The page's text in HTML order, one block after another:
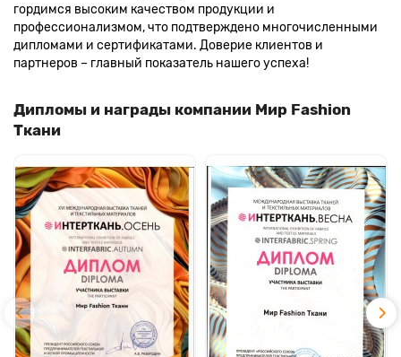
гордимся высоким качеством продукции и
профессионализмом, что подтверждено многочисленными
дипломами и сертификатами. Доверие клиентов и
партнеров – главный показатель нашего успеха!
Дипломы и награды компании Мир Fashion
Ткани